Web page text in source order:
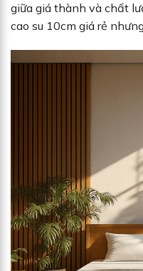
giữa giá thành và chất
cao su 10cm giá rẻ